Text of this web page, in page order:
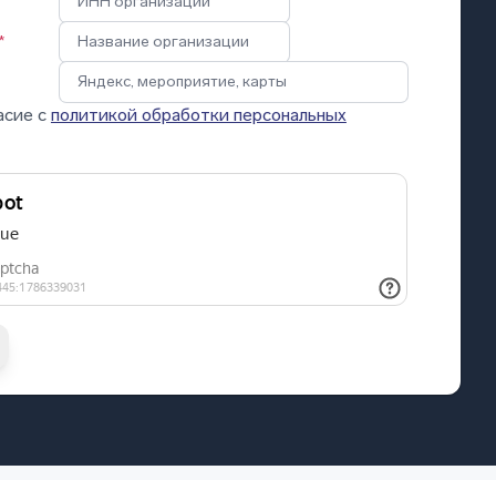
*
с политикой обработки персональных